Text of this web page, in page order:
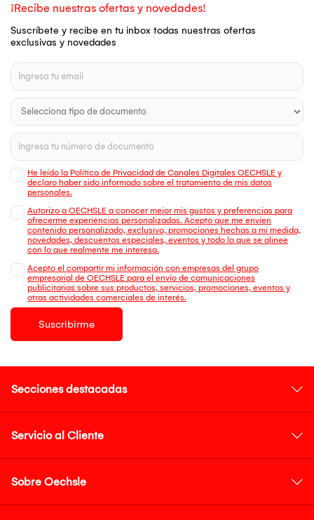
¡Recibe nuestras ofertas y novedades!
Suscríbete y recibe en tu inbox todas nuestras ofertas
exclusivas y novedades
He leído la Política de Privacidad de Canales Digitales OECHSLE y
declaro haber sido informado sobre el tratamiento de mis datos
personales.
Autorizo a OECHSLE a conocer mejor mis gustos y preferencias para
ofrecerme experiencias personalizadas. Acepto que me envien
contenido personalizado, exclusivo, promociones hechas a mi medida,
novedades, descuentos especiales, eventos y todo lo que se alinee
con lo que realmente me interesa.
Acepto el compartir mi información con empresas del grupo
empresarial de OECHSLE para el envío de comunicaciones
publicitarias sobre sus productos, servicios, promociones, eventos y
otras actividades comerciales de interés.
Suscribirme
Secciones destacadas
Servicio al Cliente
Sobre Oechsle